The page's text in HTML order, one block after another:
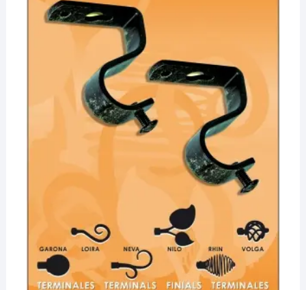
¡Hola! Soy el asesor virtual de Ferretería El Arroyo.
Cuéntame qué necesitas y te ayudo a encontrarlo,
aunque no sepas el nombre exacto